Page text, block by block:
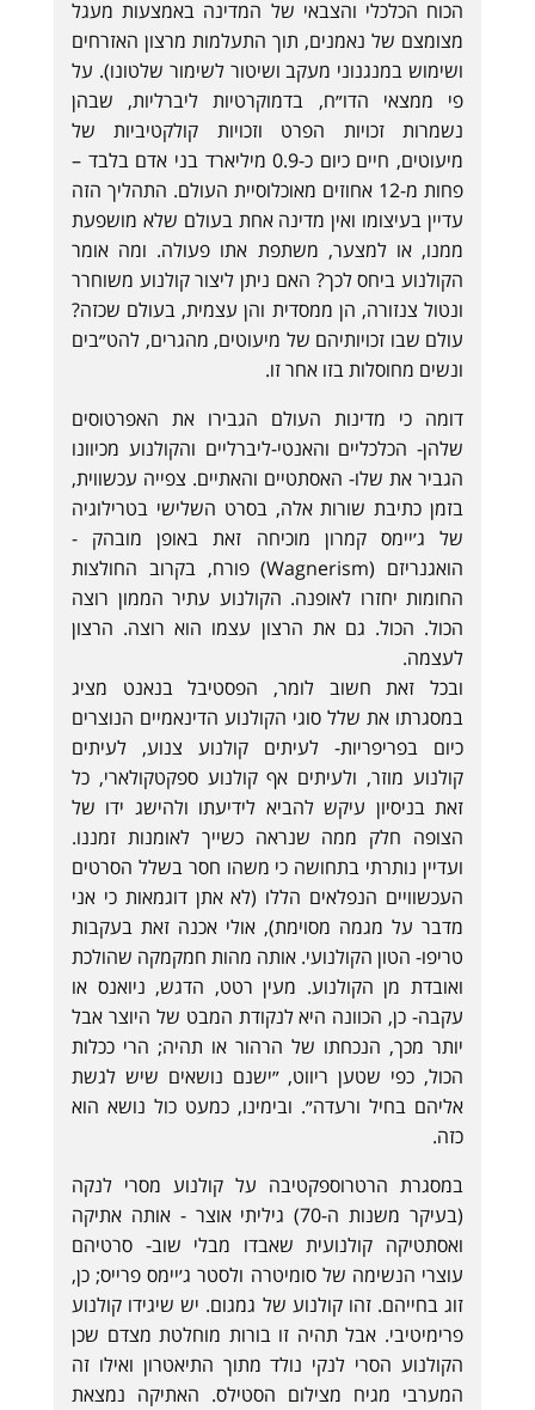
הכוח הכלכלי והצבאי של המדינה באמצעות מעגל
מצומצם של נאמנים, תוך התעלמות מרצון האזרחים
ושימוש במנגנוני מעקב ושיטור לשימור שלטונו). על
פי ממצאי הדו״ח, בדמוקרטיות ליברליות, שבהן
נשמרות זכויות הפרט וזכויות קולקטיביות של
מיעוטים, חיים כיום כ-0.9 מיליארד בני אדם בלבד –
פחות מ-12 אחוזים מאוכלוסיית העולם. התהליך הזה
עדיין בעיצומו ואין מדינה אחת בעולם שלא מושפעת
ממנו, או למצער, משתפת אתו פעולה. ומה אומר
הקולנוע ביחס לכך? האם ניתן ליצור קולנוע משוחרר
ונטול צנזורה, הן ממסדית והן עצמית, בעולם שכזה?
עולם שבו זכויותיהם של מיעוטים, מהגרים, להט״בים
ונשים מחוסלות בזו אחר זו.
דומה כי מדינות העולם הגבירו את האפרטוסים
שלהן- הכלכליים והאנטי-ליברליים והקולנוע מכיוונו
הגביר את שלו- האסתטיים והאתיים. צפייה עכשווית,
בזמן כתיבת שורות אלה, בסרט השלישי בטרילוגיה
של ג׳יימס קמרון מוכיחה זאת באופן מובהק -
הואגנריזם (Wagnerism) פורח, בקרוב החולצות
החומות יחזרו לאופנה. הקולנוע עתיר הממון רוצה
הכול. הכול. גם את הרצון עצמו הוא רוצה. הרצון
לעצמה.
ובכל זאת חשוב לומר, הפסטיבל בנאנט מציג
במסגרתו את שלל סוגי הקולנוע הדינאמיים הנוצרים
כיום בפריפריות- לעיתים קולנוע צנוע, לעיתים
קולנוע מוזר, ולעיתים אף קולנוע ספקטקולארי, כל
זאת בניסיון עיקש להביא לידיעתו ולהישג ידו של
הצופה חלק ממה שנראה כשייך לאומנות זמננו.
ועדיין נותרתי בתחושה כי משהו חסר בשלל הסרטים
העכשוויים הנפלאים הללו (לא אתן דוגמאות כי אני
מדבר על מגמה מסוימת), אולי אכנה זאת בעקבות
טריפו- הטון הקולנועי. אותה מהות חמקמקה שהולכת
ואובדת מן הקולנוע. מעין רטט, הדגש, ניואנס או
עקבה- כן, הכוונה היא לנקודת המבט של היוצר אבל
יותר מכך, הנכחתו של הרהור או תהיה; הרי ככלות
הכול, כפי שטען ריווט, ״ישנם נושאים שיש לגשת
אליהם בחיל ורעדה״. ובימינו, כמעט כול נושא הוא
כזה.
במסגרת הרטרוספקטיבה על קולנוע מסרי לנקה
(בעיקר משנות ה-70) גיליתי אוצר - אותה אתיקה
ואסתטיקה קולנועית שאבדו מבלי שוב- סרטיהם
עוצרי הנשימה של סומיטרה ולסטר ג׳יימס פרייס; כן,
זוג בחייהם. זהו קולנוע של גמגום. יש שיגידו קולנוע
פרימיטיבי. אבל תהיה זו בורות מוחלטת מצדם שכן
הקולנוע הסרי לנקי נולד מתוך התיאטרון ואילו זה
המערבי מגיח מצילום הסטילס. האתיקה נמצאת